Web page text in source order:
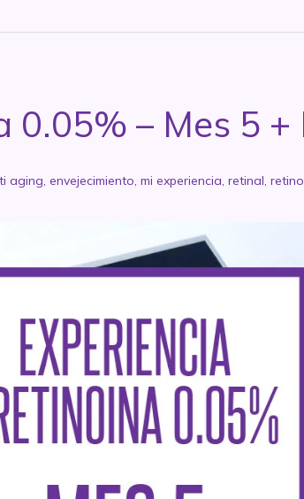
– Mes 5 +
aging, envejecimiento, mi experiencia, retinal,